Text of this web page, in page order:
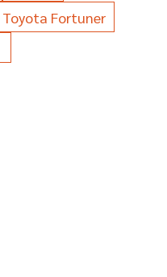
Toyota Fortuner